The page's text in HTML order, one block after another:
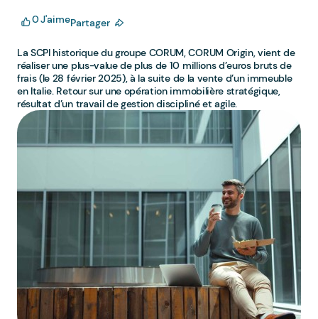
0J'aimePartager
La SCPI historique du groupe CORUM, CORUM Origin, vient de
réaliser une plus-value de plus de 10 millions d’euros bruts de
frais (le 28 février 2025), à la suite de la vente d’un immeuble
en Italie. Retour sur une opération immobilière stratégique,
résultat d’un travail de gestion discipliné et agile.